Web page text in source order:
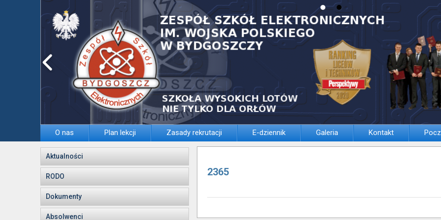
O nas Plan lekcji Zasady rekrutacji E-dziennik Galeria Kontakt
Aktualności
RODO
Dokumenty
Absolwenci
2365